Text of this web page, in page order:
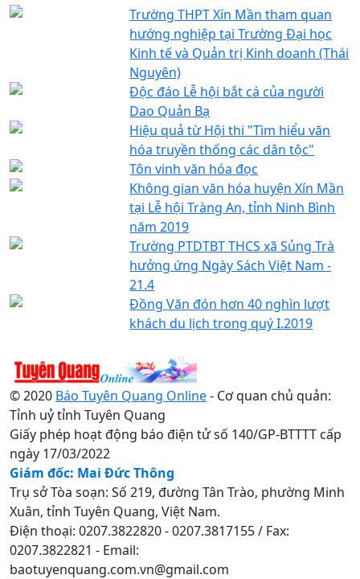
Trường THPT Xín Mần tham quan
hướng nghiệp tại Trường Đại học
Kinh tế và Quản trị Kinh doanh (Thái
Nguyên)
Độc đáo Lễ hội bắt cá của người
Dao Quản Bạ
Hiệu quả từ Hội thi "Tìm hiểu văn
hóa truyền thống các dân tộc"
Tôn vinh văn hóa đọc
Không gian văn hóa huyện Xín Mần
tại Lễ hội Tràng An, tỉnh Ninh Bình
năm 2019
Trường PTDTBT THCS xã Sủng Trà
hưởng ứng Ngày Sách Việt Nam -
21.4
Đồng Văn đón hơn 40 nghìn lượt
khách du lịch trong quý I.2019
© 2020 Báo Tuyên Quang Online- Cơ quan chủ quản:
Tỉnh uỷ tỉnh Tuyên Quang
Giấy phép hoạt động báo điện tử số 140/GP-BTTTT cấp
ngày 17/03/2022
Giám đốc: Mai Đức Thông
Trụ sở Tòa soạn: Số 219, đường Tân Trào, phường Minh
Xuân, tỉnh Tuyên Quang, Việt Nam.
Điện thoại: 0207.3822820 - 0207.3817155 / Fax:
0207.3822821 - Email:
baotuyenquang.com.vn@gmail.com